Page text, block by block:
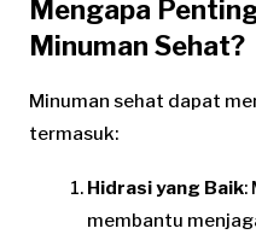
Mengapa
Minuman Sehat?
Minuman sehat dapat
termasuk:
Hidrasi yang Baik:
membantu